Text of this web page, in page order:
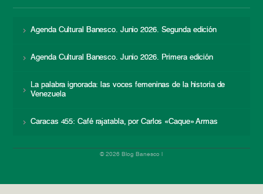
Agenda Cultural Banesco. Junio 2026. Segunda edición
Agenda Cultural Banesco. Junio 2026. Primera edición
La palabra ignorada: las voces femeninas de la historia de
Venezuela
Caracas 455: Café rajatabla, por Carlos «Caque» Armas
© 2026 Blog Banesco |